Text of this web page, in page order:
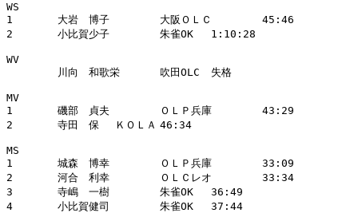
WS
1	大岩　博子	大阪ＯＬＣ	45:46
2	小比賀少子	朱雀OK	1:10:28
WV
MV
1	磯部　貞夫	ＯＬＰ兵庫	43:29
2	寺田　保	 ＫＯＬＡ	46:34
MS
1	城森　博幸	ＯＬＰ兵庫	33:09
2	河合　利幸	ＯＬＣレオ	33:34
3	寺嶋　一樹	朱雀OK	36:49
4	小比賀健司	朱雀OK	37:44